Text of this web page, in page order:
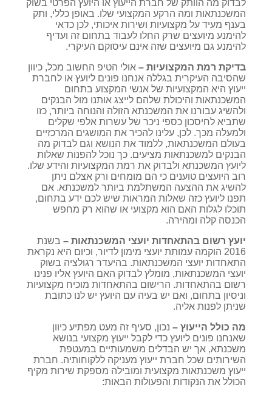
לבדוק מה הוותק של חברת הייעוץ או היועץ הפרטי בשוק
המשכנתאות ומה הרקע המקצועי שלו. באופן כללי, ותק
בענף מעיד על מקצועיות ושירות איכותי, לכן כדאי
להימנע מיועצים שרק החלו לעבוד בתחום זה ועדיף
להימנע גם מיועצים שזה אינם עיסוקם העיקרי.
בדיקת רמת המקצועיות – אולי הטיפ החשוב מכל, כיוון
שהסיבה העיקרית בגללה אנחנו פונים ליועץ או לחברת
ייעוץ היא המקצועיות של אנשי המקצוע בתחום
המשכנתאות והיכולת שלהם לייצג אותנו מול הבנקים
ולהשיג עבורנו את המשכנתא הזולה והנוחה ביותר, כזו
שתביא לחיסכון כספי ניכר של עשרות אלפי שקלים
ולמעלה מכך. לכן, עלינו להכיר את המושגים המרכזיים
בעולם המשכנתאות, ללמוד את הנושא וגם לבדוק מה
הבנקים למשכנתאות מציעים. כך נוכל להפנות שאלות
ליועץ המשכנתא ולבדוק את רמת המקצועיות והידע שלו.
רוב היועצים טוענים כי הם מומחים ורק אצלם ניתן
להשיג את ההצעה המשתלמת ביותר למשכנתא. אם
תפנו ליועץ כזה שאלות המראות שיש לכם ידע בתחום,
תוכלו לגלות האם הוא מקצועי או שהוא רק מחפש
הכנסה קלה ומהירה.
יועץ רשום בהתאחדות יועצי המשכנתאות – בשנת
2016 הוקמה עמותת יועצי מימון לדיור, וכיום היא נקראת
התאחדות יועצי המשכנתאות. בהיעדר רגולציה בשוק
יועצי המשכנתאות, מומלץ לבדוק האם היועץ אליו פנינו
רשום בהתאחדות. הרישום בהתאחדות מוכיח מקצועיות
וניסיון בתחום, ואם יש בעיה עם היועץ יש לנו כתובת
שניתן לפנות אליה.
מה כולל הייעוץ – נכון, סעיף זה מעט מפתיע כיוון
שאנחנו פונים ליועץ כדי לקבל ייעוץ מקצועי בנושא
משכנתא, אך יש הבדלים משמעותיים במעטפת
השירותים שכל חברת ייעוץ מעניקה ללקוחותיה. חברת
ייעוץ משכנתאות מקצועית ומובילה מספקת שירות מקיף
הכולל את הנקודות והפעולות הבאות: